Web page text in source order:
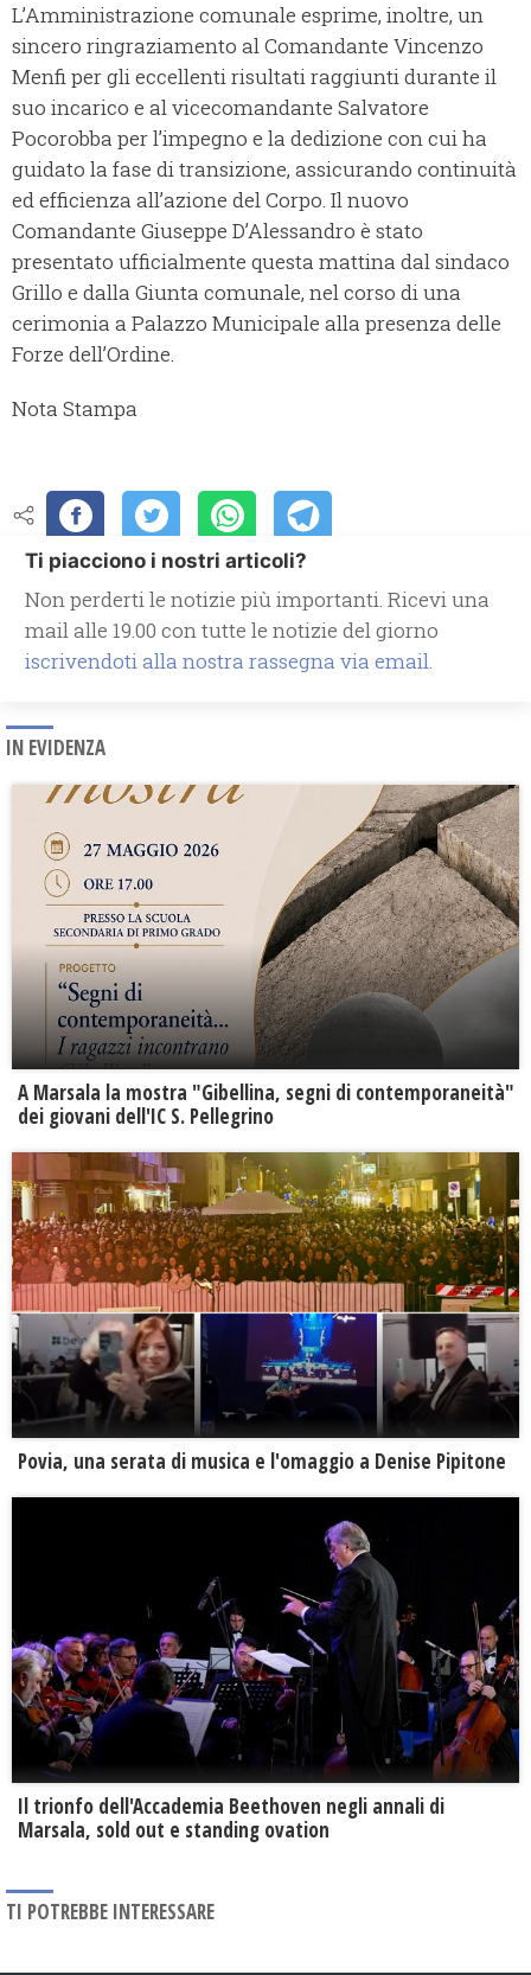
L’Amministrazione comunale esprime, inoltre, un
sincero ringraziamento al Comandante Vincenzo
Menfi per gli eccellenti risultati raggiunti durante il
suo incarico e al vicecomandante Salvatore
Pocorobba per l’impegno e la dedizione con cui ha
guidato la fase di transizione, assicurando continuità
ed efficienza all’azione del Corpo. Il nuovo
Comandante Giuseppe D’Alessandro è stato
presentato ufficialmente questa mattina dal sindaco
Grillo e dalla Giunta comunale, nel corso di una
cerimonia a Palazzo Municipale alla presenza delle
Forze dell’Ordine.
Nota Stampa
Ti piacciono i nostri articoli?
Non perderti le notizie più importanti. Ricevi una
mail alle 19.00 con tutte le notizie del giorno
iscrivendoti alla nostra rassegna via email.
IN EVIDENZA
A Marsala la mostra "Gibellina, segni di contemporaneità"
dei giovani dell'IC S. Pellegrino
Povia, una serata di musica e l'omaggio a Denise Pipitone
Il trionfo dell'Accademia Beethoven negli annali di
Marsala, sold out e standing ovation
TI POTREBBE INTERESSARE